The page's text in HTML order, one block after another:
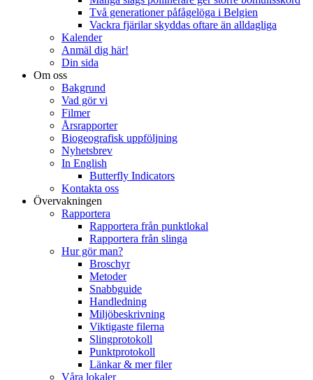
Två generationer påfågelöga i Belgien
Vackra fjärilar skyddas oftare än alldagliga
Kalender
Anmäl dig här!
Din sida
Om oss
Bakgrund
Vad gör vi
Filmer
Årsrapporter
Biogeografisk uppföljning
Nyhetsbrev
In English
Butterfly Indicators
Kontakta oss
Övervakningen
Rapportera
Rapportera från punktlokal
Rapportera från slinga
Hur gör man?
Broschyr
Metoder
Snabbguide
Handledning
Miljöbeskrivning
Viktigaste filerna
Slingprotokoll
Punktprotokoll
Länkar & mer filer
Våra lokaler